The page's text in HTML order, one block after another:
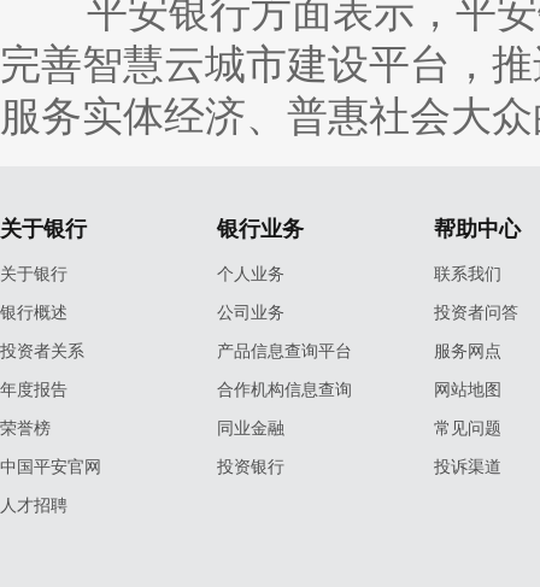
平安银行方面表示，平安
完善智慧云城市建设平台，
服务实体经济、普惠社会大
关于银行
关于银行
银行概述
投资者关系
年度报告
荣誉榜
中国平安官网
人才招聘
银行业务
个人业务
公司业务
产品信息查询平台
合作机构信息查询
同业金融
投资银行
帮助中心
联系我们
投资者问答
服务网点
网站地图
常见问题
投诉渠道